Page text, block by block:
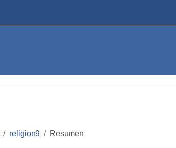
religion9 Resumen